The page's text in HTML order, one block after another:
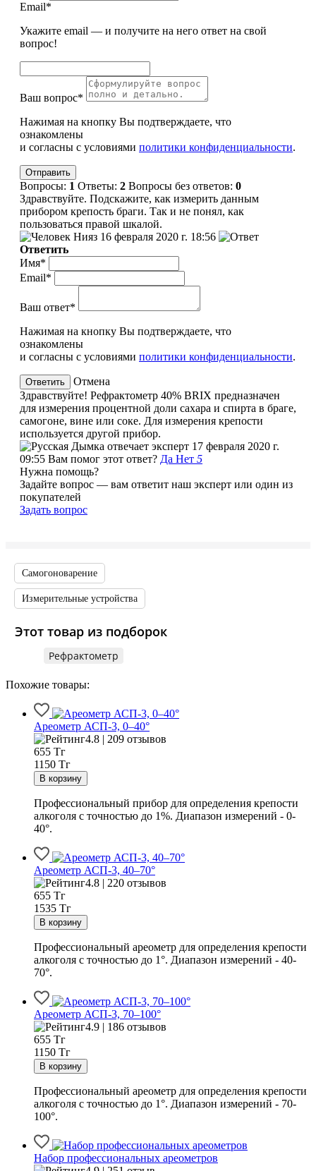
Email*
Укажите email — и получите на него ответ на свой
вопрос!
Ваш вопрос*
Нажимая на кнопку Вы подтверждаете, что
ознакомлены
и согласны с условиями политики конфиденциальности.
Вопросы: 1 Ответы: 2 Вопросы без ответов: 0
Здравствуйте. Подскажите, как измерить данным
прибором крепость браги. Так и не понял, как
пользоваться правой шкалой.
Нияз 16 февраля 2020 г. 18:56
Ответить
Имя*
Email*
Ваш ответ*
Нажимая на кнопку Вы подтверждаете, что
ознакомлены
и согласны с условиями политики конфиденциальности.
Отмена
Здравствуйте! Рефрактометр 40% BRIX предназначен
для измерения процентной доли сахара и спирта в браге,
самогоне, вине или соке. Для измерения крепости
используется другой прибор.
эксперт 17 февраля 2020 г.
09:55 Вам помог этот ответ? Да Нет 5
Нужна помощь?
Задайте вопрос — вам ответит наш эксперт или один из
покупателей
Задать вопрос
Самогоноварение
Измерительные устройства
Этот товар из подборок
Рефрактометр
Похожие товары:
Ареометр АСП-3, 0–40°
4.8 | 209 отзывов
655 Тг
1150 Тг
Профессиональный прибор для определения крепости
алкоголя с точностью до 1%. Диапазон измерений - 0-
40°.
Ареометр АСП-3, 40–70°
4.8 | 220 отзывов
655 Тг
1535 Тг
Профессиональный ареометр для определения крепости
алкоголя с точностью до 1°. Диапазон измерений - 40-
70°.
Ареометр АСП-3, 70–100°
4.9 | 186 отзывов
655 Тг
1150 Тг
Профессиональный ареометр для определения крепости
алкоголя с точностью до 1°. Диапазон измерений - 70-
100°.
Набор профессиональных ареометров